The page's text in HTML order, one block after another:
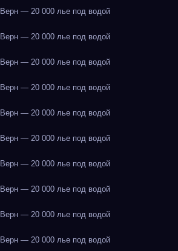
— 20 000 лье под водой
— 20 000 лье под водой
— 20 000 лье под водой
— 20 000 лье под водой
— 20 000 лье под водой
— 20 000 лье под водой
— 20 000 лье под водой
— 20 000 лье под водой
— 20 000 лье под водой
— 20 000 лье под водой